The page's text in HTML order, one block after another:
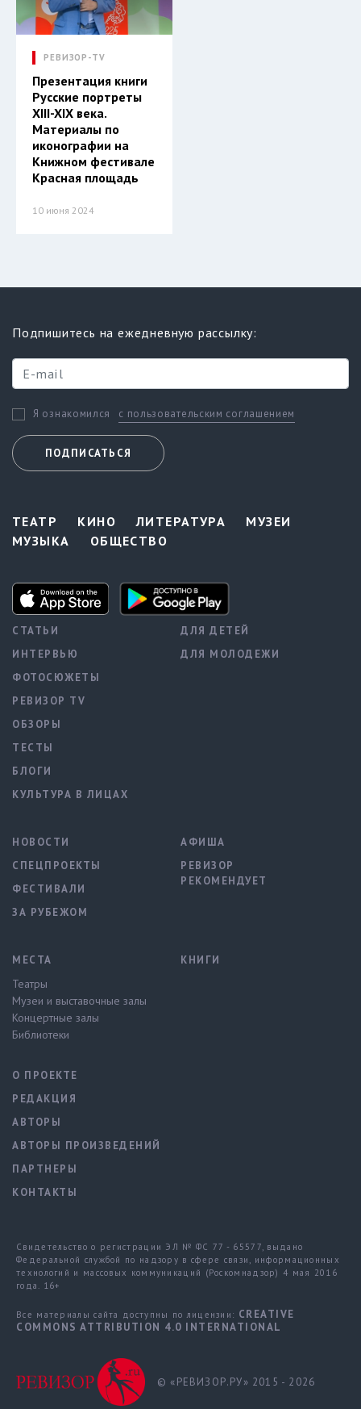
РЕВИЗОР-TV
Презентация книги
Русские портреты
XIII-XIX века.
Материалы по
иконографии на
Книжном фестивале
Красная площадь
10 июня 2024
Подпишитесь на ежедневную рассылку:
Я ознакомился с пользовательским соглашением
ПОДПИСАТЬСЯ
ТЕАТР КИНО ЛИТЕРАТУРА
МУЗЕИ
МУЗЫКА
ОБЩЕСТВО
СТАТЬИ
ИНТЕРВЬЮ
ФОТОСЮЖЕТЫ
РЕВИЗОР TV
ОБЗОРЫ
ТЕСТЫ
БЛОГИ
КУЛЬТУРА В ЛИЦАХ
ДЛЯ ДЕТЕЙ
ДЛЯ МОЛОДЕЖИ
НОВОСТИ
СПЕЦПРОЕКТЫ
ФЕСТИВАЛИ
ЗА РУБЕЖОМ
АФИША
РЕВИЗОР
РЕКОМЕНДУЕТ
МЕСТА
Театры
Музеи и выставочные залы
Концертные залы
Библиотеки
КНИГИ
О ПРОЕКТЕ
РЕДАКЦИЯ
АВТОРЫ
АВТОРЫ ПРОИЗВЕДЕНИЙ
ПАРТНЕРЫ
КОНТАКТЫ
Свидетельство о регистрации ЭЛ № ФС 77 - 65577, выдано
Федеральной службой по надзору в сфере связи, информационных
технологий и массовых коммуникаций (Роскомнадзор) 4 мая 2016
года. 16+
Все материалы сайта доступны по лицензии: CREATIVE
COMMONS ATTRIBUTION 4.0 INTERNATIONAL
© «РЕВИЗОР.РУ» 2015 - 2026